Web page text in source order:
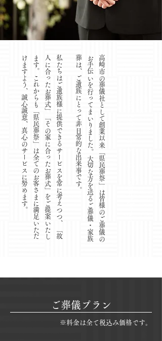
私
た
ち
は
ご
遺
族
様
に
提
供
で
き
る
サ
ー
ビ
ス
を
常
に
考
え
つ
つ
、
「
故
人
に
合
っ
た
お
葬
式
」
「
そ
の
家
に
合
っ
た
お
葬
式
」
を
ご
提
案
い
た
し
ま
す
。
こ
れ
か
ら
も
「
県
民
葬
祭
」
は
全
て
の
お
客
さ
ま
に
満
足
い
た
だ
け
ま
す
よ
う
、
誠
心
誠
意
、
真
心
の
サ
ー
ビ
ス
に
努
め
ま
す
。 ​高
崎
市
の
葬
儀
社
と
し
て
創
業
以
来
「
県
民
葬
祭
」
は
皆
様
の
ご
葬
儀
の
お
手
伝
い
を
行
っ
て
ま
い
り
ま
し
た
。
大
切
な
方
を
送
る
ご
葬
儀
・
家
族
葬
は
、
ご
遺
族
に
と
っ
て
非
日
常
的
な
出
来
事
で
す
。
​ご葬儀プラン
※料金は全て税込み価格です。